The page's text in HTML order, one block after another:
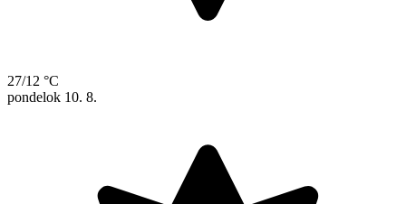
27/12 °C
pondelok 10. 8.